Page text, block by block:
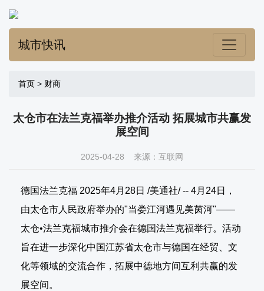
城市快讯
首页 > 财商
太仓市在法兰克福举办推介活动 拓展城市共赢发
展空间
2025-04-28 来源：互联网
德国法兰克福 2025年4月28日 /美通社/ -- 4月24日，
由太仓市人民政府举办的"当娄江河遇见美茵河"——
太仓•法兰克福城市推介会在德国法兰克福举行。活动
旨在进一步深化中国江苏省太仓市与德国在经贸、文
化等领域的交流合作，拓展中德地方间互利共赢的发
展空间。